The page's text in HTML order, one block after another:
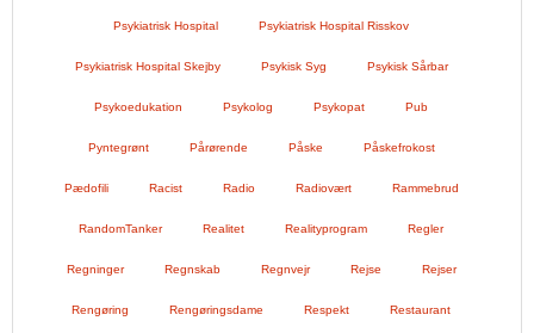
Psykiatrisk Hospital Psykiatrisk Hospital Risskov
Psykiatrisk Hospital Skejby Psykisk Syg Psykisk Sårbar
Psykoedukation Psykolog Psykopat Pub
Pyntegrønt Pårørende Påske Påskefrokost
Pædofili Racist Radio Radiovært Rammebrud
RandomTanker Realitet Realityprogram Regler
Regninger Regnskab Regnvejr Rejse Rejser
Rengøring Rengøringsdame Respekt Restaurant